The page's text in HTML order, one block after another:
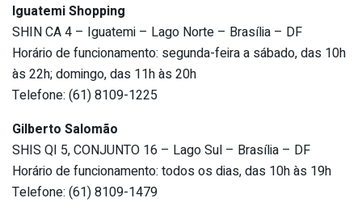
Iguatemi Shopping
SHIN CA 4 – Iguatemi – Lago Norte – Brasília – DF
Horário de funcionamento: segunda-feira a sábado, das 10h
às 22h; domingo, das 11h às 20h
Telefone: (61) 8109-1225
Gilberto Salomão
SHIS QI 5, CONJUNTO 16 – Lago Sul – Brasília – DF
Horário de funcionamento: todos os dias, das 10h às 19h
Telefone: (61) 8109-1479